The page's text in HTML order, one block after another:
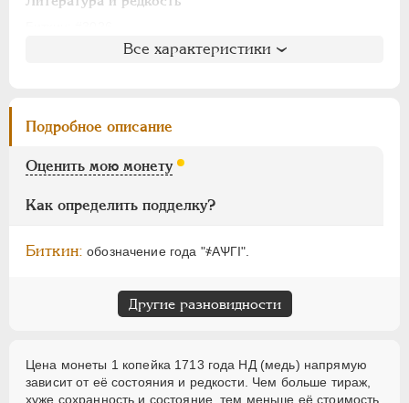
: не вошла в описание
Семёнов: не вошла в описание
ГМ
Брекке: не вошла в описание
Все характеристики
Подробное описание
Оценить мою монету
Как определить подделку?
Биткин: обозначение года "҂АѰГI".
Другие разновидности
Цена монеты 1 копейка 1713 года НД (медь) напрямую
зависит от её состояния и редкости. Чем больше тираж,
хуже сохранность и состояние, тем меньше её стоимость.
1855-1881
ВРЕМЕННОЕ ПРАВ. 1917-1918